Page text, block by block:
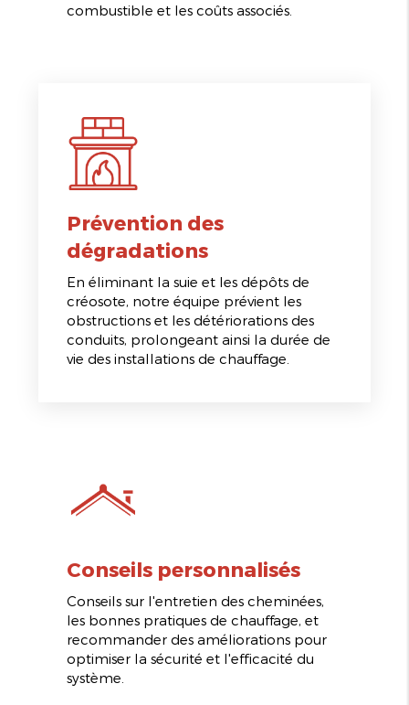
combustible et les coûts associés.
Prévention des
dégradations
En éliminant la suie et les dépôts de
créosote, notre équipe prévient les
obstructions et les détériorations des
conduits, prolongeant ainsi la durée de
vie des installations de chauffage.
Conseils personnalisés
Conseils sur l'entretien des cheminées,
les bonnes pratiques de chauffage, et
recommander des améliorations pour
optimiser la sécurité et l'efficacité du
système.